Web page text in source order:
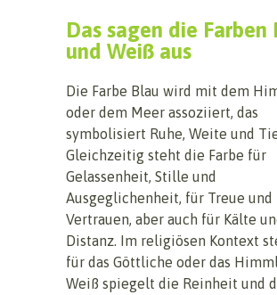
Das sagen die Farben
und Weiß aus
Die Farbe Blau wird mit dem
oder dem Meer assoziiert, das
symbolisiert Ruhe, Weite und
Gleichzeitig steht die Farbe für
Gelassenheit, Stille und
Ausgeglichenheit, für Treue und
Vertrauen, aber auch für Kälte
Distanz. Im religiösen Kontext
für das Göttliche oder das
Weiß spiegelt die Reinheit und